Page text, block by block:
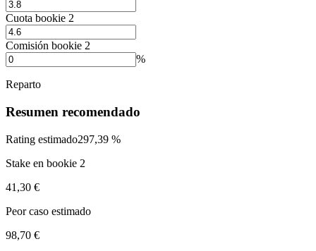
Cuota bookie 2
Comisión bookie 2
%
Reparto
Resumen recomendado
Rating estimado297,39 %
Stake en bookie 2
41,30 €
Peor caso estimado
98,70 €